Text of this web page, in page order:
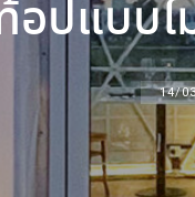
ปแบบ
14/